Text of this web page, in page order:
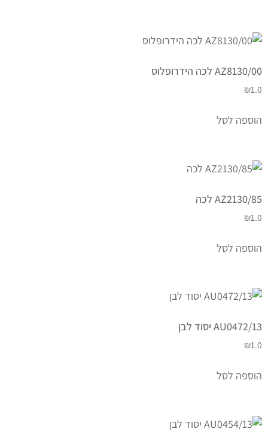
AZ8130/00 לכה הידרופלוס
₪1.0
הוספה לסל
AZ2130/85 לכה
₪1.0
הוספה לסל
AU0472/13 יסוד לבן
₪1.0
הוספה לסל